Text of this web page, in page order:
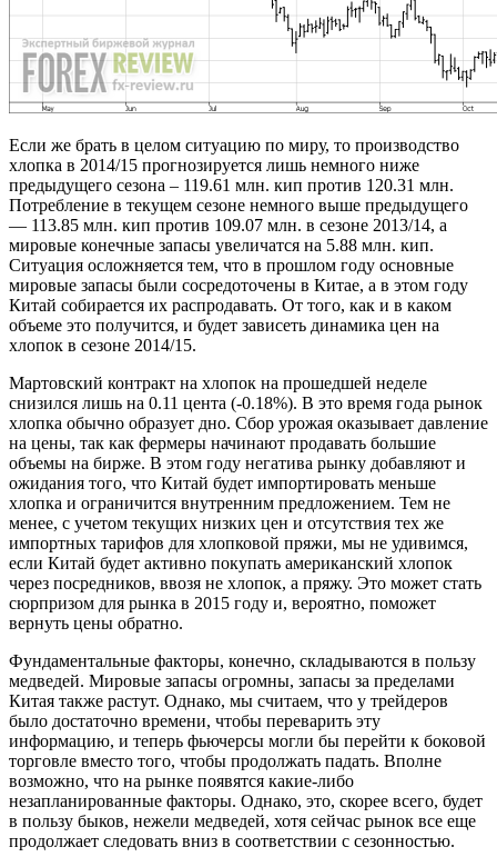
Если же брать в целом ситуацию по миру, то производство
хлопка в 2014/15 прогнозируется лишь немного ниже
предыдущего сезона – 119.61 млн. кип против 120.31 млн.
Потребление в текущем сезоне немного выше предыдущего
— 113.85 млн. кип против 109.07 млн. в сезоне 2013/14, а
мировые конечные запасы увеличатся на 5.88 млн. кип.
Ситуация осложняется тем, что в прошлом году основные
мировые запасы были сосредоточены в Китае, а в этом году
Китай собирается их распродавать. От того, как и в каком
объеме это получится, и будет зависеть динамика цен на
хлопок в сезоне 2014/15.
Мартовский контракт на хлопок на прошедшей неделе
снизился лишь на 0.11 цента (-0.18%). В это время года рынок
хлопка обычно образует дно. Сбор урожая оказывает давление
на цены, так как фермеры начинают продавать большие
объемы на бирже. В этом году негатива рынку добавляют и
ожидания того, что Китай будет импортировать меньше
хлопка и ограничится внутренним предложением. Тем не
менее, с учетом текущих низких цен и отсутствия тех же
импортных тарифов для хлопковой пряжи, мы не удивимся,
если Китай будет активно покупать американский хлопок
через посредников, ввозя не хлопок, а пряжу. Это может стать
сюрпризом для рынка в 2015 году и, вероятно, поможет
вернуть цены обратно.
Фундаментальные факторы, конечно, складываются в пользу
медведей. Мировые запасы огромны, запасы за пределами
Китая также растут. Однако, мы считаем, что у трейдеров
было достаточно времени, чтобы переварить эту
информацию, и теперь фьючерсы могли бы перейти к боковой
торговле вместо того, чтобы продолжать падать. Вполне
возможно, что на рынке появятся какие-либо
незапланированные факторы. Однако, это, скорее всего, будет
в пользу быков, нежели медведей, хотя сейчас рынок все еще
продолжает следовать вниз в соответствии с сезонностью.